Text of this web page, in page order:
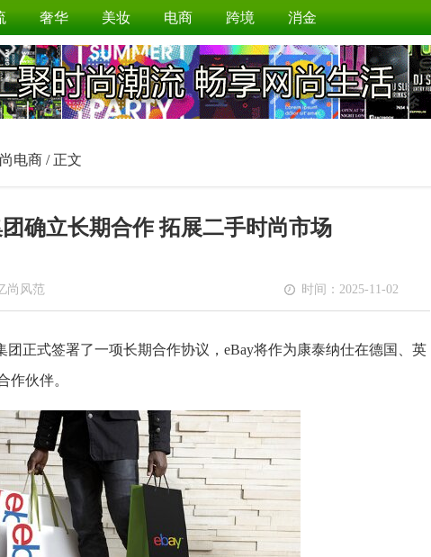
奢华 美妆 电商 跨境 消金
电商 / 正文
确立长期合作 拓展二手时尚市场
尚风范 时间：2025-11-02
团正式签署了一项长期合作协议，eBay将作为康泰纳仕在德国、英
作伙伴。